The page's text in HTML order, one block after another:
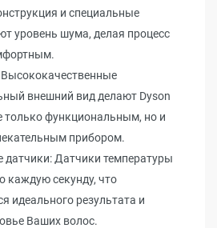
и специальные
уровень шума, делая процесс
внешний вид делают Dyson
только функциональным, но и
прибором.
датчики: Датчики температуры
каждую секунду, что
идеального результата и
Ваших волос.